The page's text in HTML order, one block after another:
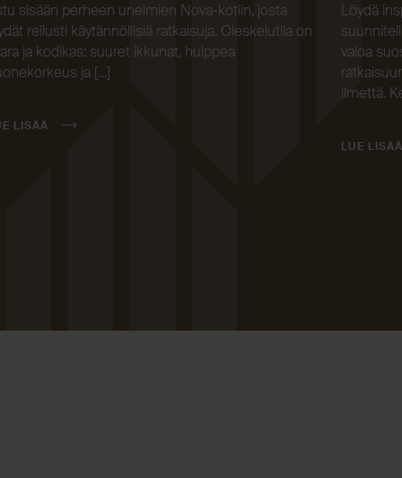
sisään perheen unelmien Nova-kotiin, josta
reilusti käytännöllisiä ratkaisuja. Oleskelutila on
ja kodikas: suuret ikkunat, hulppea
ja […]
LISÄÄ
Löydä
valoa
ilmettä.
LUE